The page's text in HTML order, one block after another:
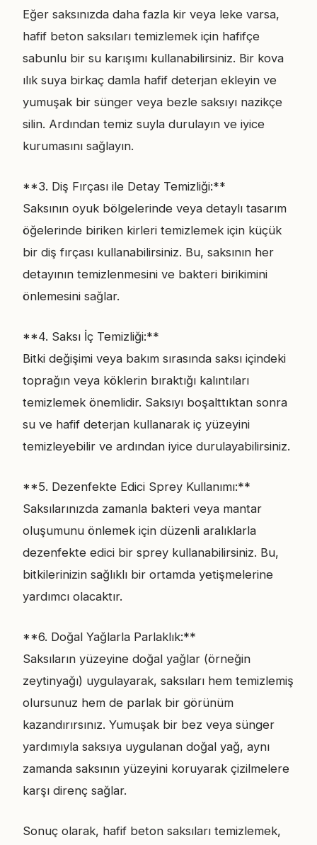
Eğer saksınızda daha fazla kir veya leke varsa,
hafif beton saksıları temizlemek için hafifçe
sabunlu bir su karışımı kullanabilirsiniz. Bir kova
ılık suya birkaç damla hafif deterjan ekleyin ve
yumuşak bir sünger veya bezle saksıyı nazikçe
silin. Ardından temiz suyla durulayın ve iyice
kurumasını sağlayın.
**3. Diş Fırçası ile Detay Temizliği:**
Saksının oyuk bölgelerinde veya detaylı tasarım
öğelerinde biriken kirleri temizlemek için küçük
bir diş fırçası kullanabilirsiniz. Bu, saksının her
detayının temizlenmesini ve bakteri birikimini
önlemesini sağlar.
**4. Saksı İç Temizliği:**
Bitki değişimi veya bakım sırasında saksı içindeki
toprağın veya köklerin bıraktığı kalıntıları
temizlemek önemlidir. Saksıyı boşalttıktan sonra
su ve hafif deterjan kullanarak iç yüzeyini
temizleyebilir ve ardından iyice durulayabilirsiniz.
**5. Dezenfekte Edici Sprey Kullanımı:**
Saksılarınızda zamanla bakteri veya mantar
oluşumunu önlemek için düzenli aralıklarla
dezenfekte edici bir sprey kullanabilirsiniz. Bu,
bitkilerinizin sağlıklı bir ortamda yetişmelerine
yardımcı olacaktır.
**6. Doğal Yağlarla Parlaklık:**
Saksıların yüzeyine doğal yağlar (örneğin
zeytinyağı) uygulayarak, saksıları hem temizlemiş
olursunuz hem de parlak bir görünüm
kazandırırsınız. Yumuşak bir bez veya sünger
yardımıyla saksıya uygulanan doğal yağ, aynı
zamanda saksının yüzeyini koruyarak çizilmelere
karşı direnç sağlar.
Sonuç olarak, hafif beton saksıları temizlemek,